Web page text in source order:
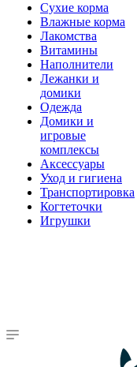
Сухие корма
Влажные корма
Лакомства
Витамины
Наполнители
Лежанки и
домики
Одежда
Домики и
игровые
комплексы
Аксессуары
Уход и гигиена
Транспортировка
Когтеточки
Игрушки